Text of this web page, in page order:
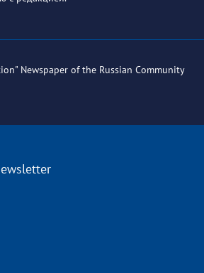
Newspaper of the Russian Community